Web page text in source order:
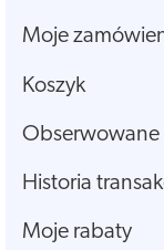
Moje
Koszyk
Obserwowane
Historia
Moje rabaty